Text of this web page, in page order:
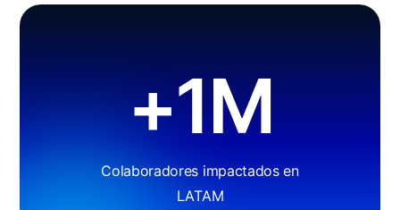
+1M
Colaboradores impactados en
LATAM